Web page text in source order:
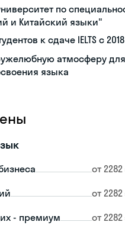
по
и Китайский языки"
к сдаче IELTS с
атмосферу для
языка
от
от
- премиум от